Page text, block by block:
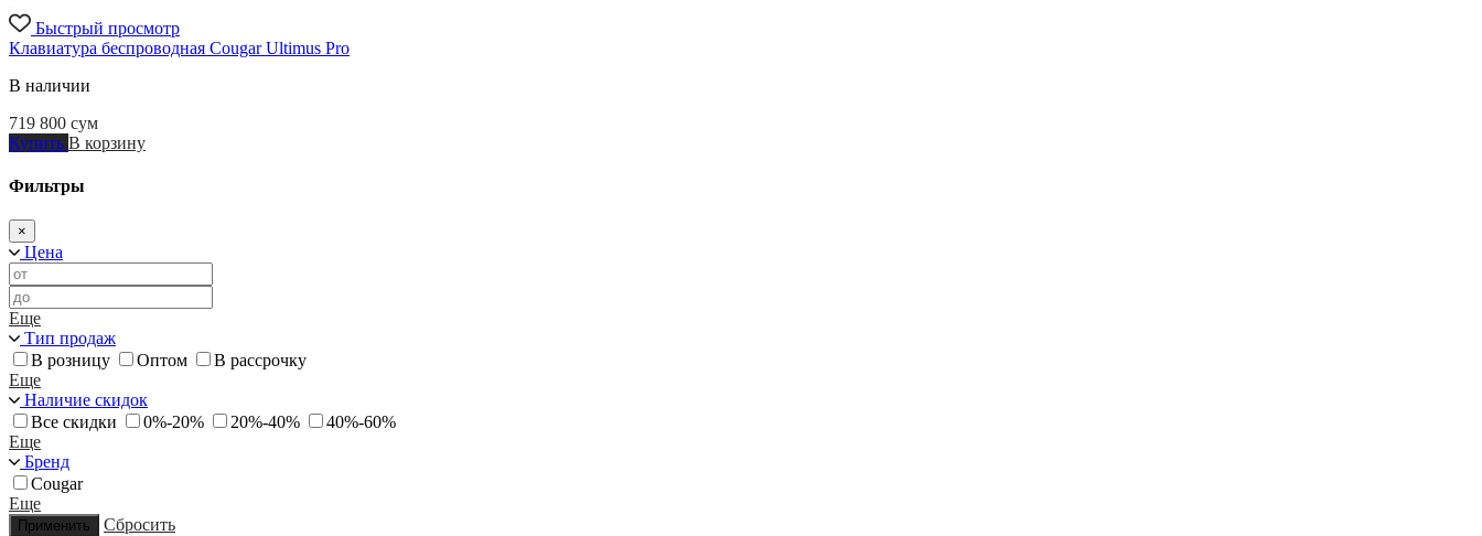
Быстрый просмотр
Клавиатура беспроводная Cougar Ultimus Pro
В наличии
719 800 сум
Купить В корзину
Фильтры
×
Цена
Еще
Тип продаж
В розницу
Оптом
В рассрочку
Еще
Наличие скидок
Все скидки
0%-20% 20%-40%
40%-60%
Еще
Бренд
Cougar
Еще
Применить Сбросить